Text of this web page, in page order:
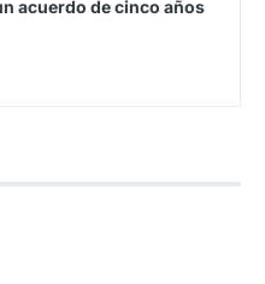
acuerdo de cinco años